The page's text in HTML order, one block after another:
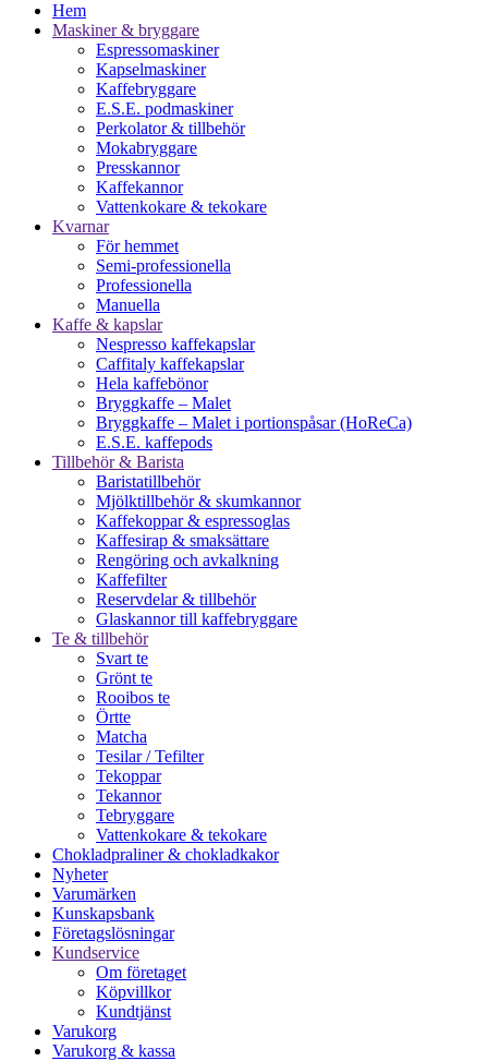
Hem
Maskiner & bryggare
Espressomaskiner
Kapselmaskiner
Kaffebryggare
E.S.E. podmaskiner
Perkolator & tillbehör
Mokabryggare
Presskannor
Kaffekannor
Vattenkokare & tekokare
Kvarnar
För hemmet
Semi-professionella
Professionella
Manuella
Kaffe & kapslar
Nespresso kaffekapslar
Caffitaly kaffekapslar
Hela kaffebönor
Bryggkaffe – Malet
Bryggkaffe – Malet i portionspåsar (HoReCa)
E.S.E. kaffepods
Tillbehör & Barista
Baristatillbehör
Mjölktillbehör & skumkannor
Kaffekoppar & espressoglas
Kaffesirap & smaksättare
Rengöring och avkalkning
Kaffefilter
Reservdelar & tillbehör
Glaskannor till kaffebryggare
Te & tillbehör
Svart te
Grönt te
Rooibos te
Örtte
Matcha
Tesilar / Tefilter
Tekoppar
Tekannor
Tebryggare
Vattenkokare & tekokare
Chokladpraliner & chokladkakor
Nyheter
Varumärken
Kunskapsbank
Företagslösningar
Kundservice
Om företaget
Köpvillkor
Kundtjänst
Varukorg
Varukorg & kassa